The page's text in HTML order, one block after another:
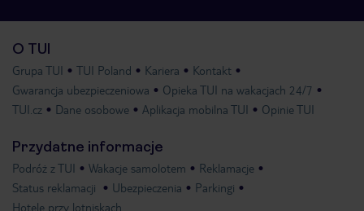
O TUI
Grupa TUI TUI Poland Kariera
Kontakt
Gwarancja ubezpieczeniowa
Opieka TUI na wakacjach 24/7
TUI.cz
Dane osobowe Aplikacja mobilna TUI Opinie TUI
Przydatne informacje
Podróż z TUI Wakacje samolotem
Reklamacje
Status reklamacji
Ubezpieczenia
Parkingi
Hotele przy lotniskach